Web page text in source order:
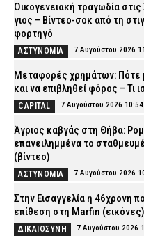
Οικογενειακή τραγωδία
γιος – Βίντεο-σοκ από τη
φορτηγό
ΑΣΤΥΝΟΜΙΑ 7 Αυγούστου 2026
Μεταφορές χρημάτων:
και να επιβληθεί φόρος – Τι
CAPITAL 7 Αυγούστου 2026 10:54
Άγριος καβγάς στη Θήβα:
επανειλημμένα το
(βίντεο)
ΑΣΤΥΝΟΜΙΑ 7 Αυγούστου 2026
Στην Εισαγγελία η 46χρονη
επίθεση στη Marfin (εικόνες)
ΔΙΚΑΙΟΣΥΝΗ 7 Αυγούστου 2026